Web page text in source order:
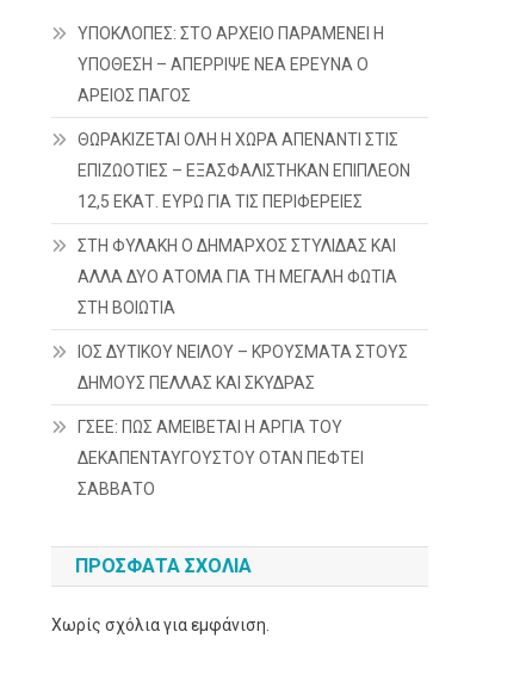
ΥΠΟΚΛΟΠΕΣ: ΣΤΟ ΑΡΧΕΙΟ ΠΑΡΑΜΕΝΕΙ Η
ΥΠΟΘΕΣΗ – ΑΠΕΡΡΙΨΕ ΝΕΑ ΕΡΕΥΝΑ Ο
ΑΡΕΙΟΣ ΠΑΓΟΣ
ΘΩΡΑΚΙΖΕΤΑΙ ΟΛΗ Η ΧΩΡΑ ΑΠΕΝΑΝΤΙ ΣΤΙΣ
ΕΠΙΖΩΟΤΙΕΣ – ΕΞΑΣΦΑΛΙΣΤΗΚΑΝ ΕΠΙΠΛΕΟΝ
12,5 ΕΚΑΤ. ΕΥΡΩ ΓΙΑ ΤΙΣ ΠΕΡΙΦΕΡΕΙΕΣ
ΣΤΗ ΦΥΛΑΚΗ Ο ΔΗΜΑΡΧΟΣ ΣΤΥΛΙΔΑΣ ΚΑΙ
ΑΛΛΑ ΔΥΟ ΑΤΟΜΑ ΓΙΑ ΤΗ ΜΕΓΑΛΗ ΦΩΤΙΑ
ΣΤΗ ΒΟΙΩΤΙΑ
ΙΟΣ ΔΥΤΙΚΟΥ ΝΕΙΛΟΥ – ΚΡΟΥΣΜΑΤΑ ΣΤΟΥΣ
ΔΗΜΟΥΣ ΠΕΛΛΑΣ ΚΑΙ ΣΚΥΔΡΑΣ
ΓΣΕΕ: ΠΩΣ ΑΜΕΙΒΕΤΑΙ Η ΑΡΓΙΑ ΤΟΥ
ΔΕΚΑΠΕΝΤΑΥΓΟΥΣΤΟΥ ΟΤΑΝ ΠΕΦΤΕΙ
ΣΑΒΒΑΤΟ
ΠΡΌΣΦΑΤΑ ΣΧΌΛΙΑ
Χωρίς σχόλια για εμφάνιση.